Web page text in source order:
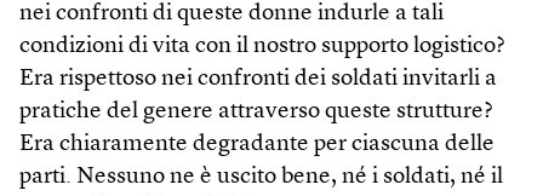
nei confronti di queste donne indurle a tali
condizioni di vita con il nostro supporto logistico?
Era rispettoso nei confronti dei soldati invitarli a
pratiche del genere attraverso queste strutture?
Era chiaramente degradante per ciascuna delle
parti. Nessuno ne è uscito bene, né i soldati, né il